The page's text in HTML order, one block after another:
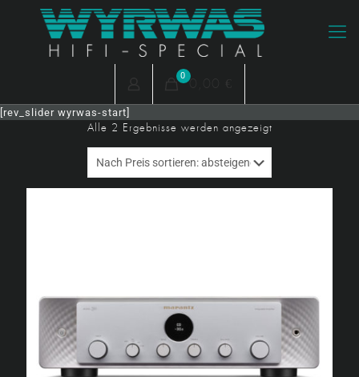
0 0,00 €
[rev_slider wyrwas-start]
Alle 2 Ergebnisse werden angezeigtNach